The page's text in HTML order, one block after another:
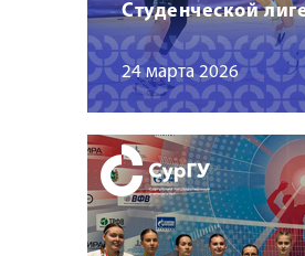
Студенческой
24 марта 2026